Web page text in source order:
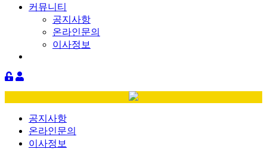
커뮤니티
공지사항
온라인문의
이사정보
공지사항
온라인문의
이사정보